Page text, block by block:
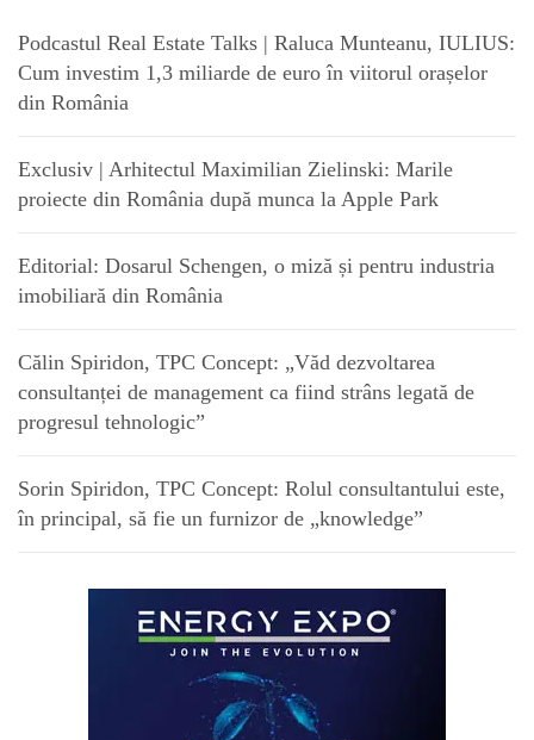
Podcastul Real Estate Talks | Raluca Munteanu, IULIUS:
Cum investim 1,3 miliarde de euro în viitorul orașelor
din România
Exclusiv | Arhitectul Maximilian Zielinski: Marile
proiecte din România după munca la Apple Park
Editorial: Dosarul Schengen, o miză și pentru industria
imobiliară din România
Călin Spiridon, TPC Concept: „Văd dezvoltarea
consultanței de management ca fiind strâns legată de
progresul tehnologic”
Sorin Spiridon, TPC Concept: Rolul consultantului este,
în principal, să fie un furnizor de „knowledge”